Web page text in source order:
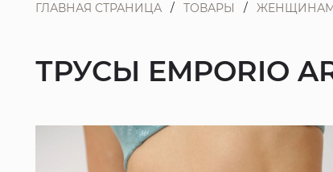
ГЛАВНАЯ СТРАНИЦА ТОВАРЫ ЖЕНЩИНАМ
ТРУСЫ EMPORIO